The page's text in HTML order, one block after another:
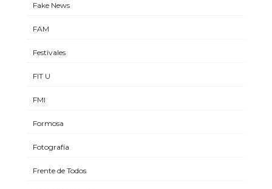
Fake News
FAM
Festivales
FIT U
FMI
Formosa
Fotografía
Frente de Todos